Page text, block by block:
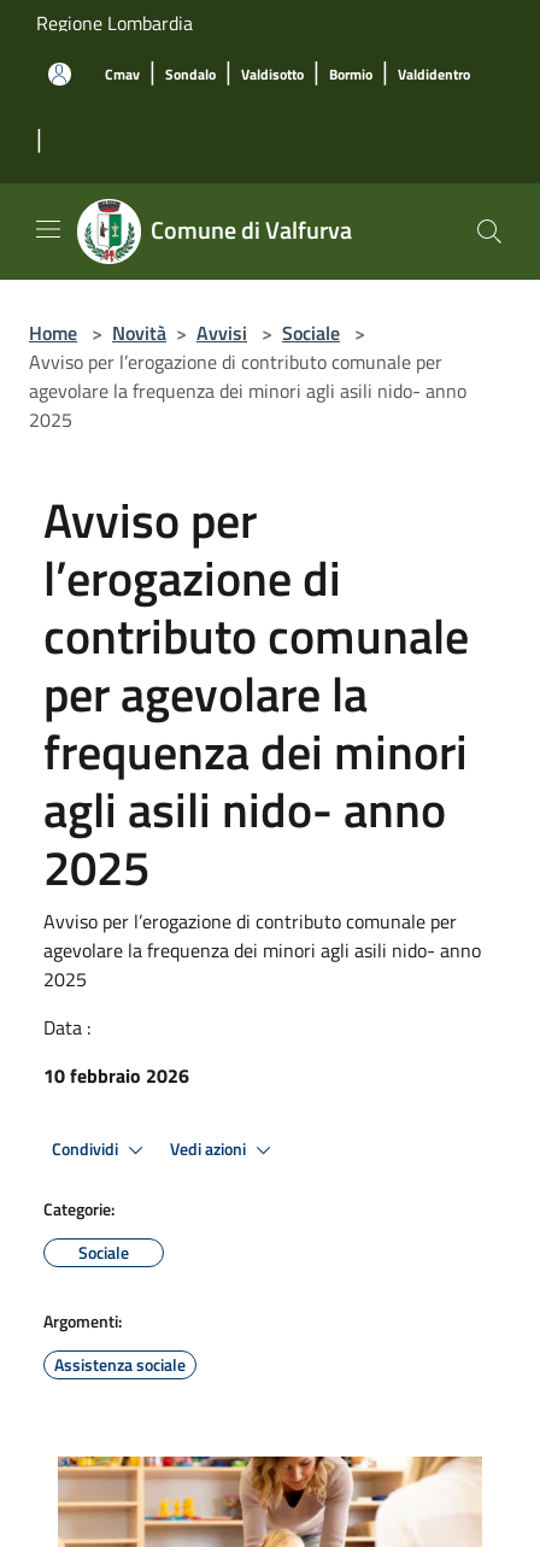
Salta al contenuto principale
Regione Lombardia
Cmav | Sondalo | Valdisotto | Bormio | Valdidentro
|
Comune di Valfurva
Home > Novità > Avvisi > Sociale >
Avviso per l’erogazione di contributo comunale per
agevolare la frequenza dei minori agli asili nido- anno
2025
Avviso per
l’erogazione di
contributo comunale
per agevolare la
frequenza dei minori
agli asili nido- anno
2025
Avviso per l’erogazione di contributo comunale per
agevolare la frequenza dei minori agli asili nido- anno
2025
Data :
10 febbraio 2026
Condividi Vedi azioni
Categorie:
Sociale
Argomenti:
Assistenza sociale